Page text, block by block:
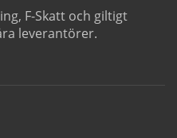
F-Skatt och giltigt
leverantörer.